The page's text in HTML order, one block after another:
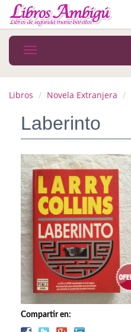
MENÚ PRINCIPAL
Novedades
MATERIAS
Astrología. Ocultismo
Autoayuda. Conocimiento personal
Autoayuda. Crecimiento personal
Biografía
Biografías
Ciencia ficción
Cine
Toggle
navigation
Libros Novela Extranjera
Laberinto
Compartir en: